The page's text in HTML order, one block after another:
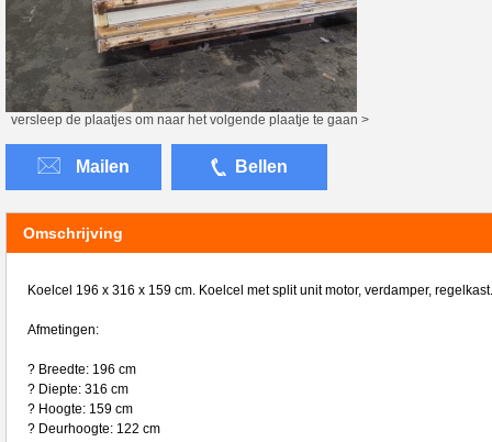
versleep de plaatjes om naar het volgende plaatje te gaan >
Mailen Bellen
Omschrijving
Koelcel 196 x 316 x 159 cm. Koelcel met split unit motor, verdamper, regelkast.
Afmetingen:
? Breedte: 196 cm
? Diepte: 316 cm
? Hoogte: 159 cm
? Deurhoogte: 122 cm